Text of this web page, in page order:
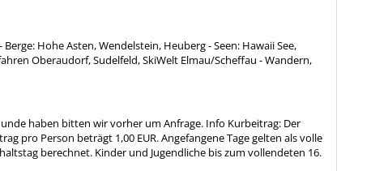
Hohe Asten, Wendelstein, Heuberg - Seen: Hawaii See,
Oberaudorf, Sudelfeld, SkiWelt Elmau/Scheffau - Wandern,
haben bitten wir vorher um Anfrage. Info Kurbeitrag: Der
pro Person beträgt 1,00 EUR. Angefangene Tage gelten als volle
berechnet. Kinder und Jugendliche bis zum vollendeten 16.